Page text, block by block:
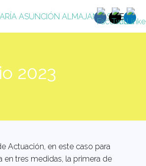
2023
Actuación, en este caso para
en tres medidas, la primera de